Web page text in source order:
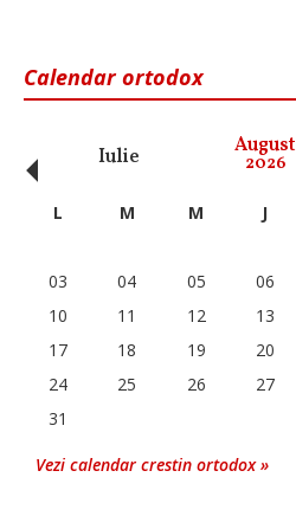
Calendar ortodox
Iulie August
2026
‹ L M M J
03
04 05 06
10
11 12 13
17
18 19 20
24
25 26 27
31
Vezi calendar crestin ortodox »